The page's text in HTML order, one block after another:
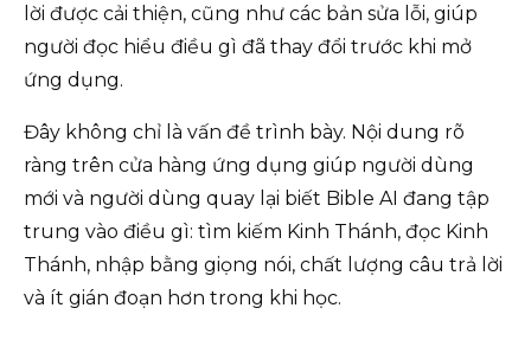
lời được cải thiện, cũng như các bản sửa lỗi, giúp
người đọc hiểu điều gì đã thay đổi trước khi mở
ứng dụng.
Đây không chỉ là vấn đề trình bày. Nội dung rõ
ràng trên cửa hàng ứng dụng giúp người dùng
mới và người dùng quay lại biết Bible AI đang tập
trung vào điều gì: tìm kiếm Kinh Thánh, đọc Kinh
Thánh, nhập bằng giọng nói, chất lượng câu trả lời
và ít gián đoạn hơn trong khi học.